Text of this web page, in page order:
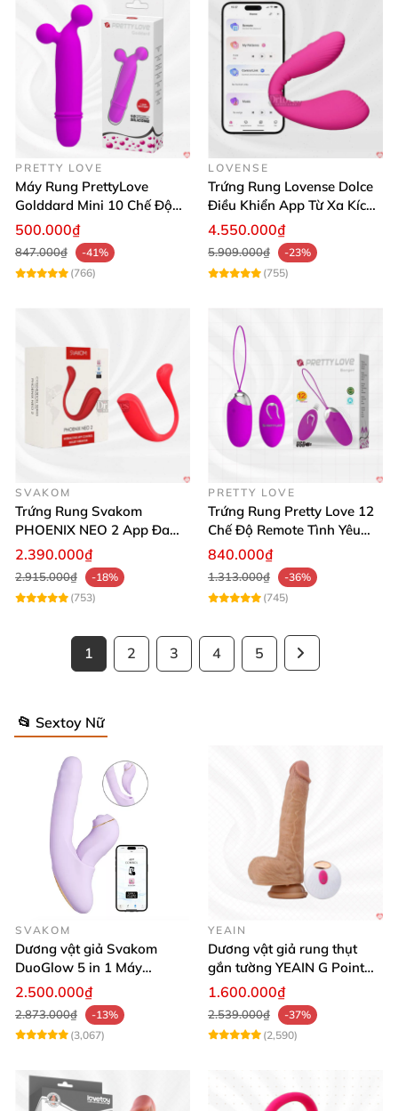
PRETTY LOVE
Máy Rung PrettyLove
Golddard Mini 10 Chế Độ
Kích Thích Cực Sướng
500.000₫
847.000₫
-41%
(766)
LOVENSE
Trứng Rung Lovense Dolce
Điều Khiển App Từ Xa Kích
Thích
4.550.000₫
5.909.000₫
-23%
(755)
SVAKOM
Trứng Rung Svakom
PHOENIX NEO 2 App Đa
Chức Năng Hấp Dẫn
2.390.000₫
2.915.000₫
-18%
(753)
PRETTY LOVE
Trứng Rung Pretty Love 12
Chế Độ Remote Tình Yêu
Kích Thích
840.000₫
1.313.000₫
-36%
(745)
1 2 3 4 5
📂 Sextoy Nữ
SVAKOM
Dương vật giả Svakom
DuoGlow 5 in 1 Máy
Massage Điểm G & Âm Vật
Điều Khiển App
2.500.000₫
2.873.000₫
-13%
(3,067)
YEAIN
Dương vật giả rung thụt
gắn tường YEAIN G Point
siêu thực điều khiển từ xa
1.600.000₫
2.539.000₫
-37%
(2,590)